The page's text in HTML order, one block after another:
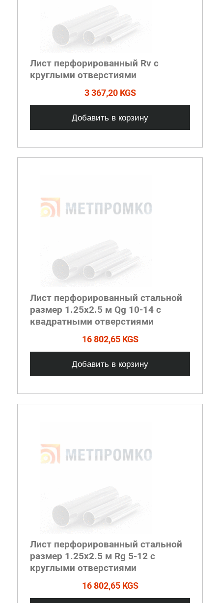
Лист перфорированный Rv с
круглыми отверстиями
3 367,20 KGS
Добавить в корзину
Лист перфорированный стальной
размер 1.25х2.5 м Qg 10-14 с
квадратными отверстиями
16 802,65 KGS
Добавить в корзину
Лист перфорированный стальной
размер 1.25х2.5 м Rg 5-12 с
круглыми отверстиями
16 802,65 KGS